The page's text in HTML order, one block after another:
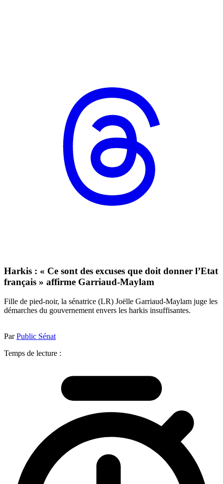
Harkis : « Ce sont des excuses que doit donner l’Etat
français » affirme Garriaud-Maylam
Fille de pied-noir, la sénatrice (LR) Joëlle Garriaud-Maylam juge les
démarches du gouvernement envers les harkis insuffisantes.
ParPublic Sénat
Temps de lecture :